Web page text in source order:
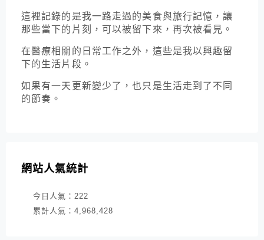
這裡記錄的是我一路走過的美食與旅行記憶，讓
那些當下的片刻，可以被留下來，再次被看見。
在醫療相關的日常工作之外，這些是我以興趣留
下的生活片段。
如果有一天更新變少了，也只是生活走到了不同
的節奏。
網站人氣統計
今日人氣： 222
累計人氣： 4,968,428